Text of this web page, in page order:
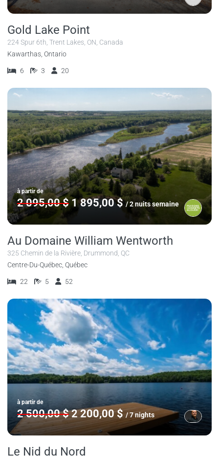
Gold Lake Point
224 Spur 6th, Trent Lakes, ON, Canada
Kawarthas, Ontario
6 3 20
à partir de
2 095,00 $ 1 895,00 $ / 2 nuits semaine
Au Domaine William Wentworth
325 Chemin de la Rivière, Drummond, QC
Centre-Du-Québec, Québec
22 5 52
à partir de
2 500,00 $ 2 200,00 $ / 7 nights
Le Nid du Nord